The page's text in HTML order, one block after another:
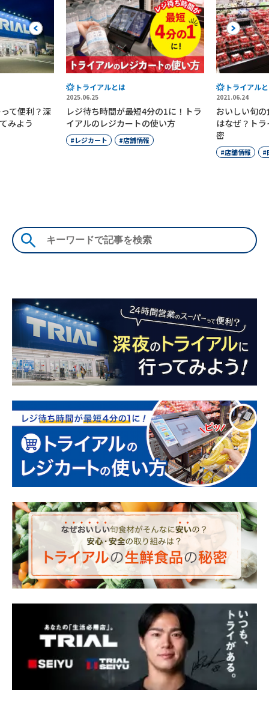
Previous
て便利？深
みよう
トライアルとは
2025.06.25
レジ待ち時間が最短4分の1に！トラ
イアルのレジカートの使い方
レジカート 店舗情報
トライアル
2021.06.24
おいしい旬
はなぜ？ト
密
店舗情報
Next